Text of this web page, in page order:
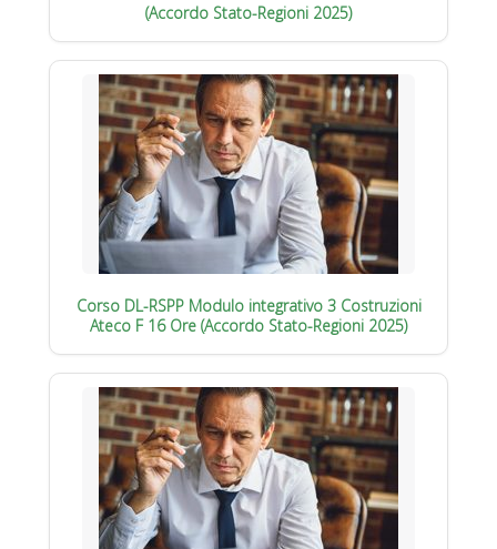
(Accordo Stato-Regioni 2025)
Corso DL-RSPP Modulo integrativo 3 Costruzioni
Ateco F 16 Ore (Accordo Stato-Regioni 2025)